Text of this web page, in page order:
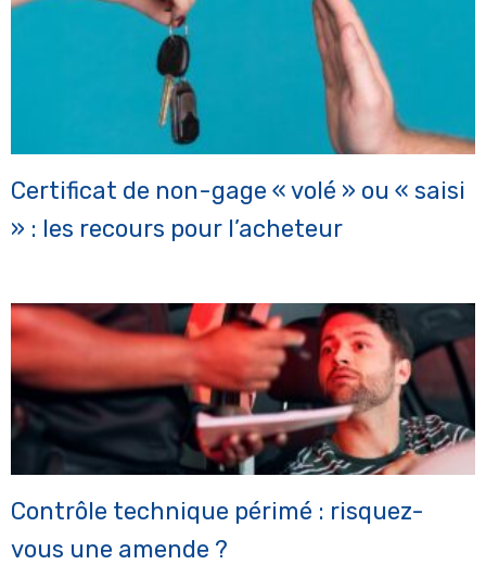
Certificat de non-gage « volé » ou « saisi
» : les recours pour l’acheteur
Contrôle technique périmé : risquez-
vous une amende ?